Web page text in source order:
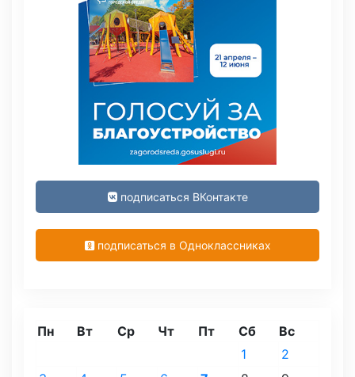
подписаться ВКонтакте
подписаться в Одноклассниках
Пн Вт Ср Чт Пт Сб Вс
1
2